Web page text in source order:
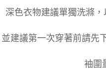
深色衣物建議單獨洗滌
並建議第一次穿著前請先
袖圍